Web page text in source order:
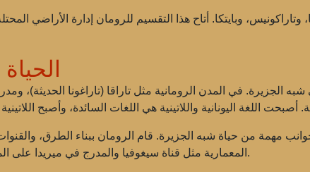
وبايتكا. أتاح هذا التقسيم للرومان إدارة الأراضي
الجزيرة. في المدن الرومانية مثل تاراقا (تاراغونا الحديثة)،
مهمة من حياة شبه الجزيرة. قام الرومان ببناء الطرق،
المعمارية مثل قناة سيغوفيا والمدرج في ميريدا على المستوى العالي للبناء والهندسة الرومانية.